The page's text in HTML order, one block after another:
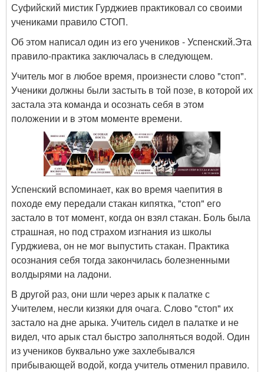
Суфийский мистик Гурджиев практиковал со своими
учениками правило СТОП.
Об этом написал один из его учеников - Успенский.Эта
правило-практика заключалась в следующем.
Учитель мог в любое время, произнести слово "стоп".
Ученики должны были застыть в той позе, в которой их
застала эта команда и осознать себя в этом
положении и в этом моменте времени.
Успенский вспоминает, как во время чаепития в
походе ему передали стакан кипятка, "стоп" его
застало в тот момент, когда он взял стакан. Боль была
страшная, но под страхом изгнания из школы
Гурджиева, он не мог выпустить стакан. Практика
осознания себя тогда закончилась болезненными
волдырями на ладони.
В другой раз, они шли через арык к палатке с
Учителем, несли кизяки для очага. Слово "стоп" их
застало на дне арыка. Учитель сидел в палатке и не
видел, что арык стал быстро заполняться водой. Один
из учеников буквально уже захлебывался
прибывающей водой, когда учитель отменил правило.